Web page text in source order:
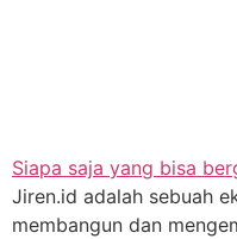
Siapa saja yang bisa
Jiren.id adalah sebuah
membangun dan